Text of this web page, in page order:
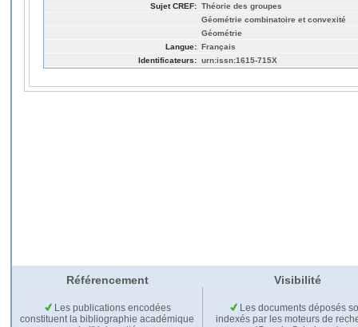
Sujet CREF: Théorie des groupes
Géométrie combinatoire et convexité
Géométrie
Langue: Français
Identificateurs: urn:issn:1615-715X
Référencement Visibilité
Les publications encodées
constituent la bibliographie académique
Les documents déposés
indexés par les moteurs de